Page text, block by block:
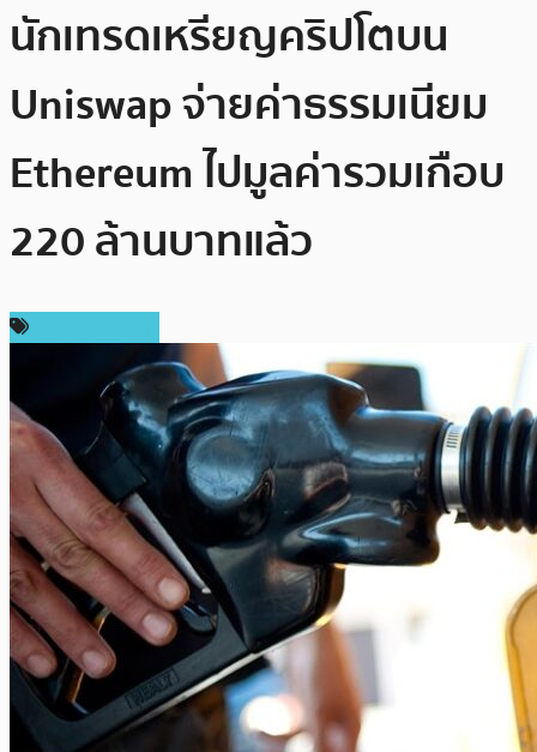
นักเทรดเหรียญคริปโตบน
Uniswap จ่ายค่าธรรมเนียม
Ethereum ไปมูลค่ารวมเกือบ
220 ล้านบาทแล้ว